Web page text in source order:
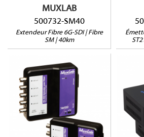
MUXLAB
500732-SM40
Extendeur Fibre 6G-SDI | Fibre
SM | 40km
500732-SM10